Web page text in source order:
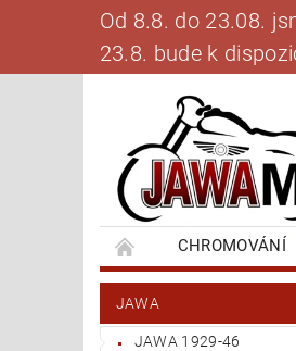
Od 8.8. do 23.08.
23.8. bude k
CHROMOVÁNÍ
BANKOVNÍ SPOJENÍ
JAWA
JAWA 1929-46